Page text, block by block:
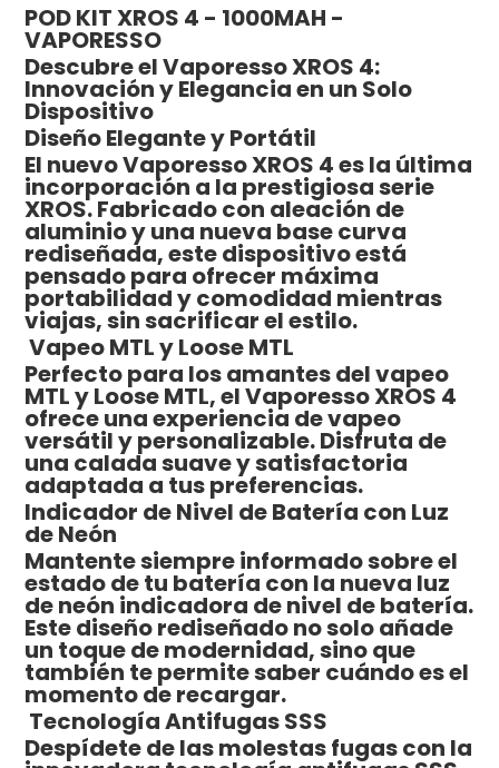
POD KIT XROS 4 - 1000MAH -
VAPORESSO
Descubre el Vaporesso XROS 4:
Innovación y Elegancia en un Solo
Dispositivo
Diseño Elegante y Portátil
El nuevo Vaporesso XROS 4 es la última
incorporación a la prestigiosa serie
XROS. Fabricado con aleación de
aluminio y una nueva base curva
rediseñada, este dispositivo está
pensado para ofrecer máxima
portabilidad y comodidad mientras
viajas, sin sacrificar el estilo.
Vapeo MTL y Loose MTL
Perfecto para los amantes del vapeo
MTL y Loose MTL, el Vaporesso XROS 4
ofrece una experiencia de vapeo
versátil y personalizable. Disfruta de
una calada suave y satisfactoria
adaptada a tus preferencias.
Indicador de Nivel de Batería con Luz
de Neón
Mantente siempre informado sobre el
estado de tu batería con la nueva luz
de neón indicadora de nivel de batería.
Este diseño rediseñado no solo añade
un toque de modernidad, sino que
también te permite saber cuándo es el
momento de recargar.
Tecnología Antifugas SSS
Despídete de las molestas fugas con la